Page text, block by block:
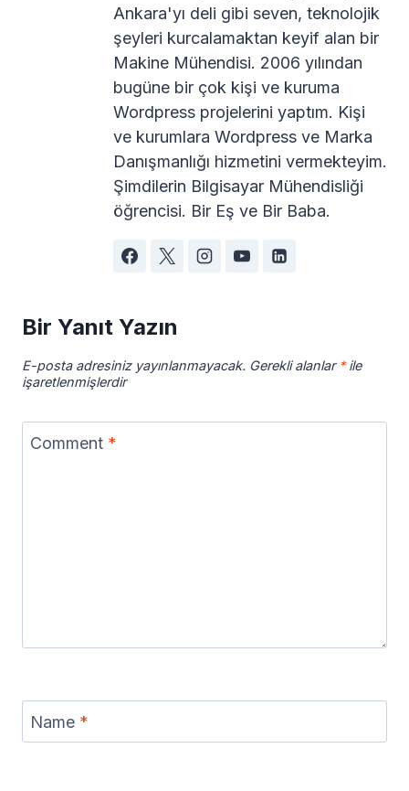
Ankara'yı deli gibi seven, teknolojik
şeyleri kurcalamaktan keyif alan bir
Makine Mühendisi. 2006 yılından
bugüne bir çok kişi ve kuruma
Wordpress projelerini yaptım. Kişi
ve kurumlara Wordpress ve Marka
Danışmanlığı hizmetini vermekteyim.
Şimdilerin Bilgisayar Mühendisliği
öğrencisi. Bir Eş ve Bir Baba.
Bir Yanıt Yazın
E-posta adresiniz yayınlanmayacak. Gerekli alanlar *ile
işaretlenmişlerdir
Comment *
Name *